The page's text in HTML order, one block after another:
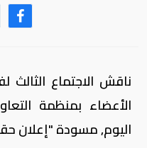
ناقش الاجتماع
الأعضاء بمنظمة
اليوم, مسودة "إعلان